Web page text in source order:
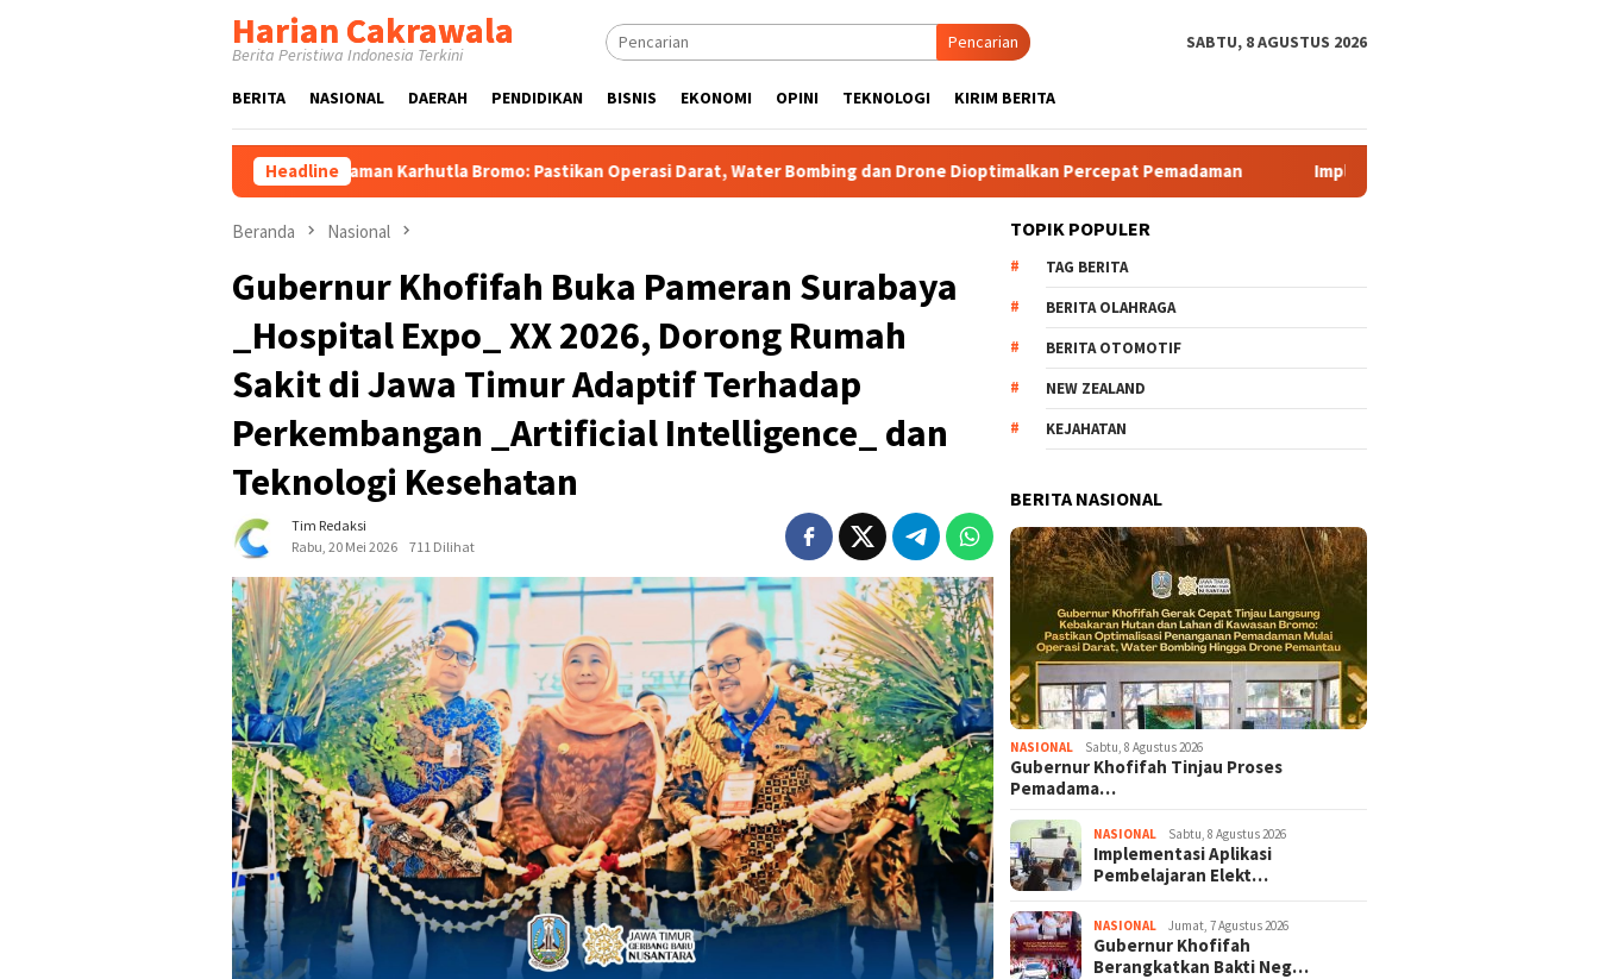
Harian Cakrawala
Berita Peristiwa Indonesia Terkini
Pencarian SABTU, 8 AGUSTUS 2026
BERITA NASIONAL DAERAH PENDIDIKAN BISNIS EKONOMI OPINI TEKNOLOGI KIRIM BERITA
Headline
Proses Pemadaman Karhutla Bromo: Pastikan Operasi Darat, Water Bombing dan Drone Dioptimalkan Percepat Pemadaman Implementasi Aplikasi Pembelajaran Elektronika Berbasis
Beranda Nasional
Gubernur Khofifah Buka Pameran Surabaya
_Hospital Expo_ XX 2026, Dorong Rumah
Sakit di Jawa Timur Adaptif Terhadap
Perkembangan _Artificial Intelligence_ dan
Teknologi Kesehatan
Tim Redaksi
Rabu, 20 Mei 2026
711 Dilihat
TOPIK POPULER
TAG BERITA
BERITA OLAHRAGA
BERITA OTOMOTIF
NEW ZEALAND
KEJAHATAN
BERITA NASIONAL
NASIONAL Sabtu, 8 Agustus 2026
Gubernur Khofifah Tinjau Proses
Pemadama…
NASIONAL Sabtu, 8 Agustus 2026
Implementasi Aplikasi
Pembelajaran Elekt…
NASIONAL Jumat, 7 Agustus 2026
Gubernur Khofifah
Berangkatkan Bakti Neg…